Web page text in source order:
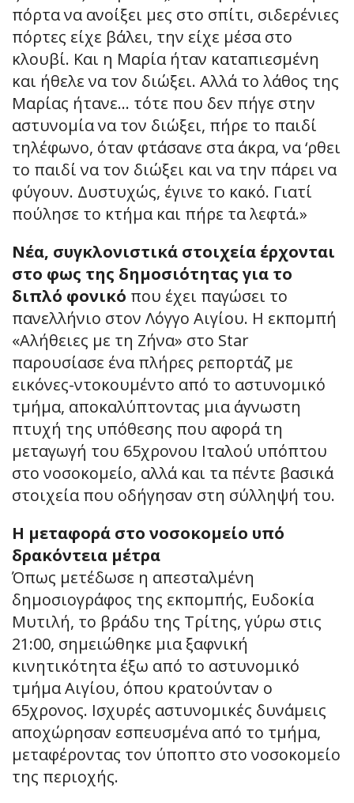
πόρτα να ανοίξει μες στο σπίτι, σιδερένιες
πόρτες είχε βάλει, την είχε μέσα στο
κλουβί. Και η Μαρία ήταν καταπιεσμένη
και ήθελε να τον διώξει. Αλλά το λάθος της
Μαρίας ήτανε… τότε που δεν πήγε στην
αστυνομία να τον διώξει, πήρε το παιδί
τηλέφωνο, όταν φτάσανε στα άκρα, να ‘ρθει
το παιδί να τον διώξει και να την πάρει να
φύγουν. Δυστυχώς, έγινε το κακό. Γιατί
πούλησε το κτήμα και πήρε τα λεφτά.»
Νέα, συγκλονιστικά στοιχεία έρχονται
στο φως της δημοσιότητας για το
διπλό φονικό που έχει παγώσει το
πανελλήνιο στον Λόγγο Αιγίου. Η εκπομπή
«Αλήθειες με τη Ζήνα» στο Star
παρουσίασε ένα πλήρες ρεπορτάζ με
εικόνες-ντοκουμέντο από το αστυνομικό
τμήμα, αποκαλύπτοντας μια άγνωστη
πτυχή της υπόθεσης που αφορά τη
μεταγωγή του 65χρονου Ιταλού υπόπτου
στο νοσοκομείο, αλλά και τα πέντε βασικά
στοιχεία που οδήγησαν στη σύλληψή του.
Η μεταφορά στο νοσοκομείο υπό
δρακόντεια μέτρα
Όπως μετέδωσε η απεσταλμένη
δημοσιογράφος της εκπομπής, Ευδοκία
Μυτιλή, το βράδυ της Τρίτης, γύρω στις
21:00, σημειώθηκε μια ξαφνική
κινητικότητα έξω από το αστυνομικό
τμήμα Αιγίου, όπου κρατούνταν ο
65χρονος. Ισχυρές αστυνομικές δυνάμεις
αποχώρησαν εσπευσμένα από το τμήμα,
μεταφέροντας τον ύποπτο στο νοσοκομείο
της περιοχής.